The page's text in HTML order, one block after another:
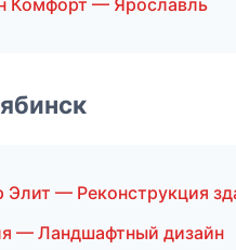
Комфорт — Ярославль
Элит — Реконструкция
— Ландшафтный дизайн